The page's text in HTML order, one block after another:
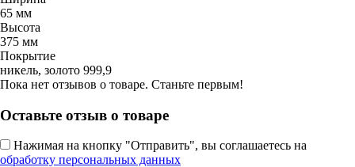
65 мм
Высота
375 мм
Покрытие
никель, золото 999,9
Пока нет отзывов о товаре. Станьте первым!
Оставьте отзыв о товаре
Нажимая на кнопку "Отправить", вы соглашаетесь на
обработку персональных данных